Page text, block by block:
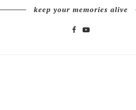
keep your memories alive